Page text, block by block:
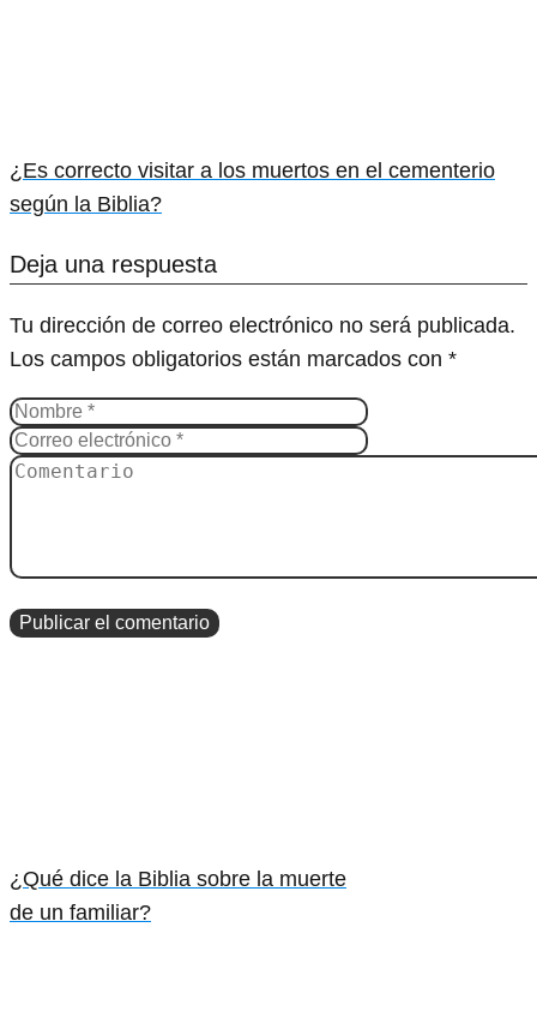
¿Es correcto visitar a los muertos en el cementerio
según la Biblia?
Deja una respuesta
Tu dirección de correo electrónico no será publicada.
Los campos obligatorios están marcados con *
¿Qué dice la Biblia sobre la muerte
de un familiar?